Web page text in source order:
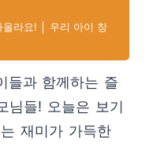
라요! │ 우리 아이 창
들과 함께하는 즐
님들! 오늘은 보기
재미가 가득한